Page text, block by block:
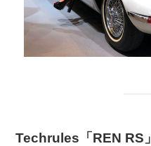
Techrules「REN RS」